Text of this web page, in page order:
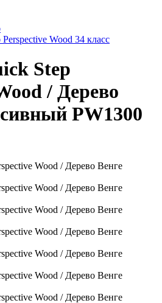
Wood 34 класс
Step
/ Дерево
PW1300